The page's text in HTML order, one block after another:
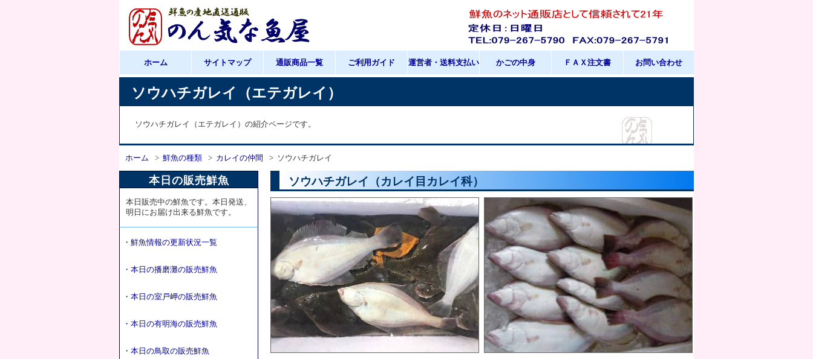
ホーム サイトマップ 通販商品一覧 ご利用ガイド 運営者・送料支払い かごの中身 ＦＡＸ注文書 お問い合わせ
ソウハチガレイ（エテガレイ）
ソウハチガレイ（エテガレイ）の紹介ページです。
ホーム 鮮魚の種類 カレイの仲間 ソウハチガレイ
ソウハチガレイ（カレイ目カレイ科）
本日の販売鮮魚
本日販売中の鮮魚です。本日発送、
明日にお届け出来る鮮魚です。
・鮮魚情報の更新状況一覧
・本日の播磨灘の販売鮮魚
・本日の室戸岬の販売鮮魚
・本日の有明海の販売鮮魚
・本日の鳥取の販売鮮魚